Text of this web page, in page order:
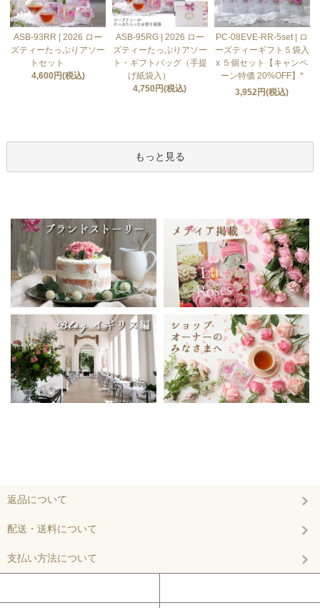
ASB-93RR | 2026 ロー
ズティーたっぷりアソー
トセット
4,600円(税込)
ASB-95RG | 2026 ロー
ズティーたっぷりアソー
ト・ギフトバッグ（手提
げ紙袋入）
4,750円(税込)
PC-08EVE-RR-5set | ロ
ーズティーギフト５袋入
x ５個セット【キャンペ
ーン特価 20%OFF】*
3,952円(税込)
もっと見る
返品について
配送・送料について
支払い方法について